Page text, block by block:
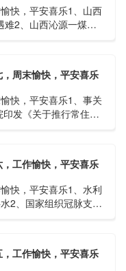
快，平安喜乐1、山西
难2、山西沁源一煤矿
周末愉快，平安喜乐
快，平安喜乐1、事关
发《关于推行常住地
工作愉快，平安喜乐
快，平安喜乐1、水利
2、国家组织冠脉支架
工作愉快，平安喜乐